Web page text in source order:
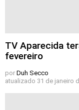
TV Aparecida
fevereiro
por Duh Secco
atualizado 31 de janeiro